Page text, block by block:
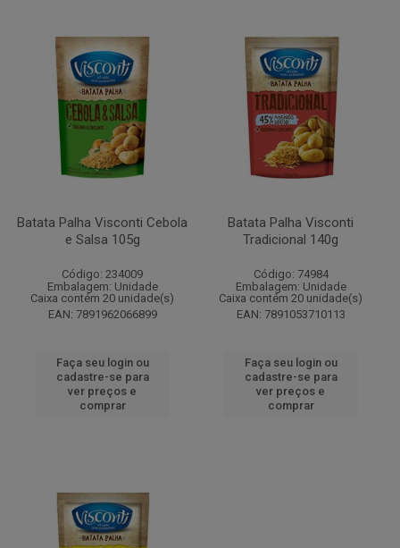
Batata Palha Visconti Cebola
e Salsa 105g
Código: 234009
Embalagem: Unidade
Caixa contém 20 unidade(s)
EAN: 7891962066899
Faça seu login ou
cadastre-se para
ver preços e
comprar
Batata Palha Visconti
Tradicional 140g
Código: 74984
Embalagem: Unidade
Caixa contém 20 unidade(s)
EAN: 7891053710113
Faça seu login ou
cadastre-se para
ver preços e
comprar